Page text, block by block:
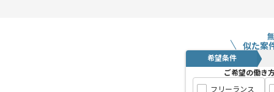
似た案
希望条件
ご希望の働き
フリーランス